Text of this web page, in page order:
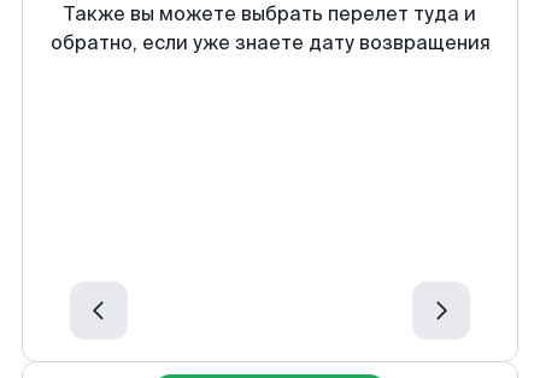
Также вы можете выбрать перелет туда и
обратно, если уже знаете дату возвращения